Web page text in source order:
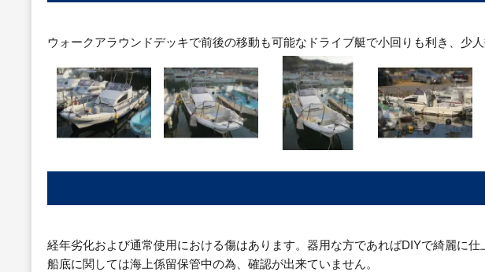
ウォークアラウンドデッキで前後の移動も可能なドライブ艇で小回りも利き、少
経年劣化および通常使用における傷はあります。器用な方であればDIYで綺麗に仕
船底に関しては海上係留保管中の為、確認が出来ていません。